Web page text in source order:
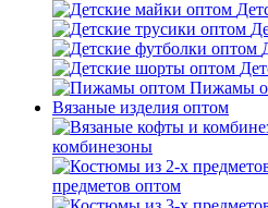
Пижамы
Вязаные изделия оптом
комбинезоны
предметов оптом